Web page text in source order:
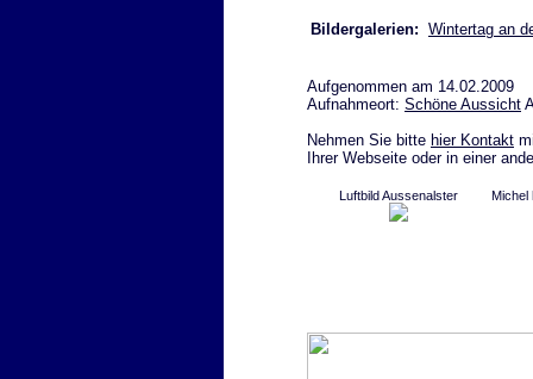
Bildergalerien: Wintertag an
Aufgenommen am 14.02.2009
Aufnahmeort: Schöne Aussicht
Nehmen Sie bitte hier Kontakt
Ihrer Webseite oder in einer
Luftbild Aussenalster Michel